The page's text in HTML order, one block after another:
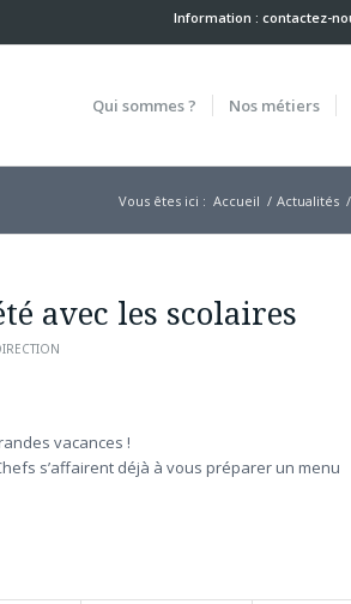
Information : contactez-
Qui sommes ? Nos métiers
Vous êtes ici : Accueil / Actualités /
avec les scolaires
vacances !
s’affairent déjà à vous préparer un menu